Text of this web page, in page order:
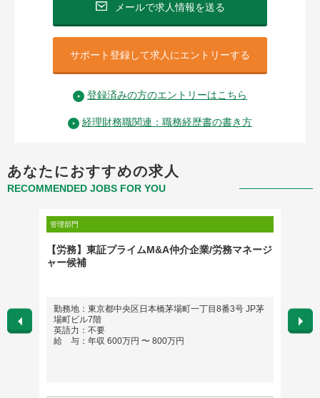
メールで求人情報を送る
サポート登録して求人にエントリーする
登録済みの方のエントリーはこちら
経理財務職関連：職務経歴書の書き方
あなたにおすすめの求人
RECOMMENDED JOBS FOR YOU
管理部門
【労務】東証プライムM&A仲介企業/労務マネージ
ャー候補
勤務地：東京都中央区日本橋茅場町一丁目8番3号 JP茅
場町ビル7階
英語力：不要
給 与：年収 600万円 〜 800万円
勤務
英語
給